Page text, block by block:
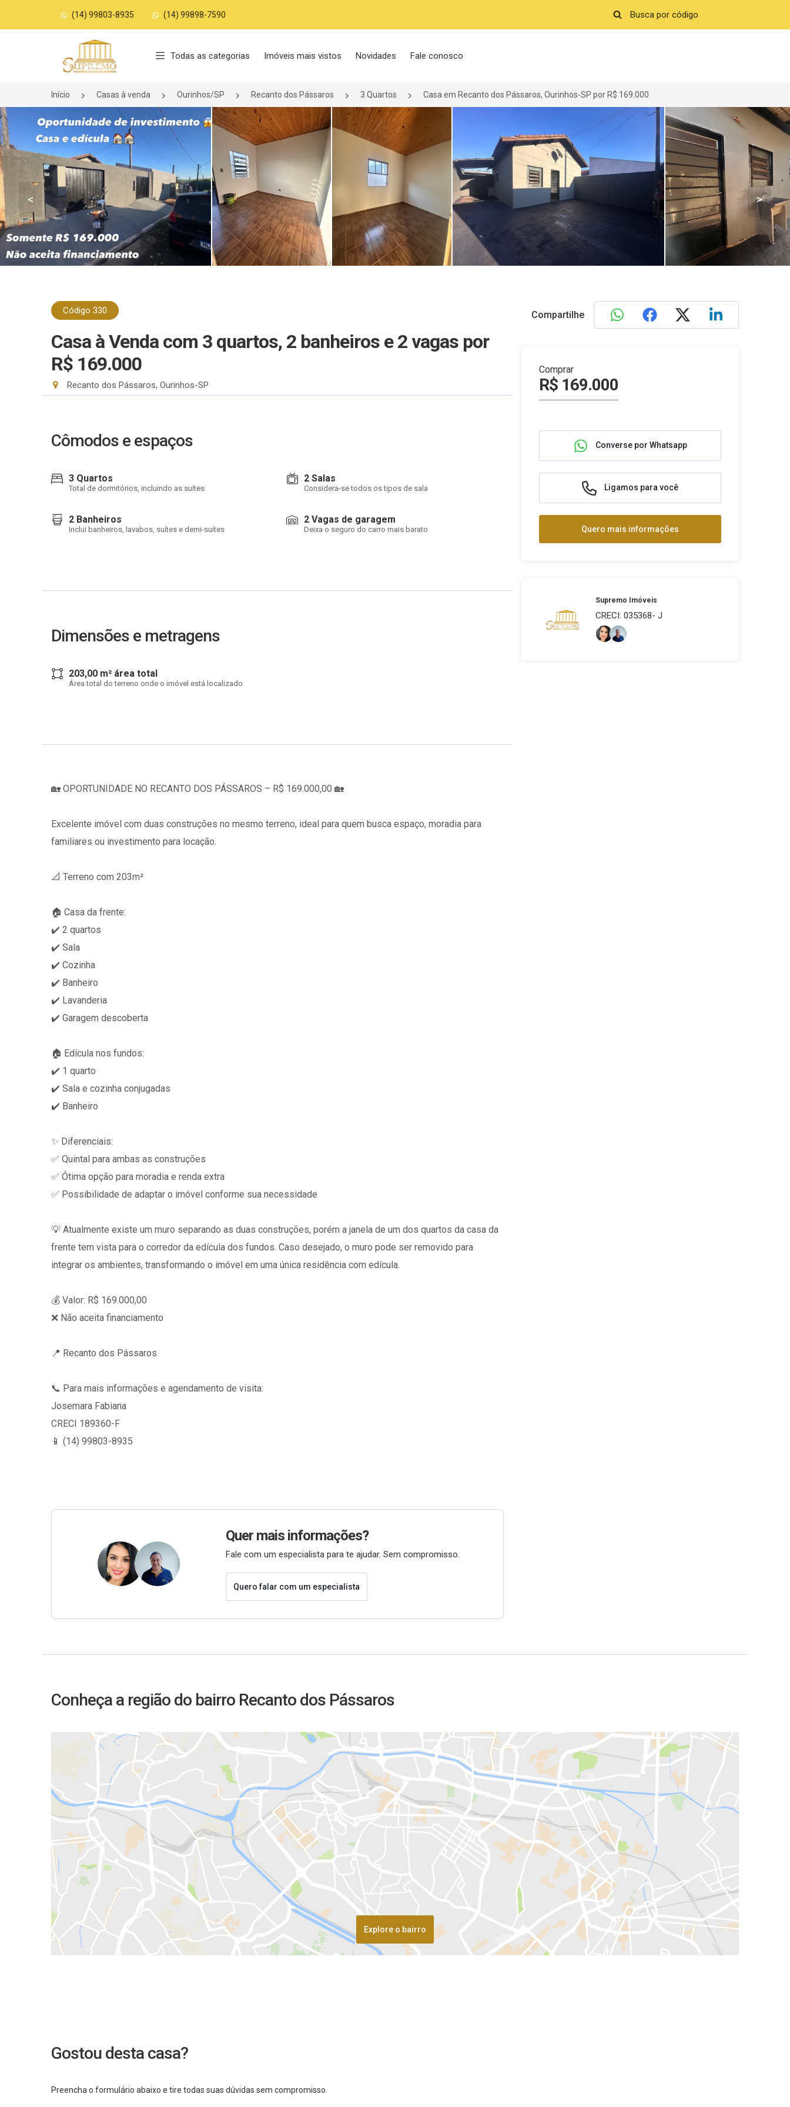
(14) 99803-8935 (14) 99898-7590
Página inicial
Todas as categorias Imóveis mais vistos Novidades Fale conosco
Início Casas à venda Ourinhos/SP Recanto dos Pássaros 3 Quartos Casa em Recanto dos Pássaros, Ourinhos-SP por R$ 169.000
< >
Código 330
Casa à Venda com 3 quartos, 2 banheiros e 2 vagas por
R$ 169.000
Recanto dos Pássaros, Ourinhos-SP
Cômodos e espaços
3 Quartos
Total de dormitórios, incluindo as suítes
2 Salas
Considera-se todos os tipos de sala
2 Banheiros
Inclui banheiros, lavabos, suítes e demi-suítes
2 Vagas de garagem
Deixa o seguro do carro mais barato
Dimensões e metragens
203,00 m² área total
Área total do terreno onde o imóvel está localizado
🏡 OPORTUNIDADE NO RECANTO DOS PÁSSAROS – R$ 169.000,00 🏡
Excelente imóvel com duas construções no mesmo terreno, ideal para quem busca espaço, moradia para
familiares ou investimento para locação.
📐 Terreno com 203m²
🏠 Casa da frente:
✔️ 2 quartos
✔️ Sala
✔️ Cozinha
✔️ Banheiro
✔️ Lavanderia
✔️ Garagem descoberta
🏠 Edícula nos fundos:
✔️ 1 quarto
✔️ Sala e cozinha conjugadas
✔️ Banheiro
✨ Diferenciais:
✅ Quintal para ambas as construções
✅ Ótima opção para moradia e renda extra
✅ Possibilidade de adaptar o imóvel conforme sua necessidade
💡 Atualmente existe um muro separando as duas construções, porém a janela de um dos quartos da casa da
frente tem vista para o corredor da edícula dos fundos. Caso desejado, o muro pode ser removido para
integrar os ambientes, transformando o imóvel em uma única residência com edícula.
💰 Valor: R$ 169.000,00
❌ Não aceita financiamento
📍 Recanto dos Pássaros
📞 Para mais informações e agendamento de visita:
Josemara Fabiana
CRECI 189360-F
📱 (14) 99803-8935
Quer mais informações?
Fale com um especialista para te ajudar. Sem compromisso.
Quero falar com um especialista
Compartilhe
Comprar
R$ 169.000
Converse por Whatsapp
Ligamos para você
Quero mais informações
Supremo Imóveis
CRECI: 035368- J
Conheça a região do bairro Recanto dos Pássaros
Explore o bairro
Gostou desta casa?
Preencha o formulário abaixo e tire todas suas dúvidas sem compromisso.